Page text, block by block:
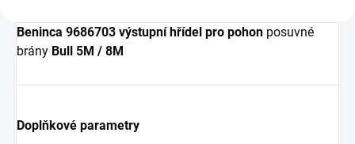
Beninca 9686703 výstupní hřídel pro pohon posuvné
brány Bull 5M / 8M
Doplňkové parametry